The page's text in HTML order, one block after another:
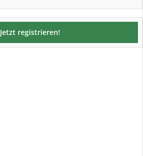
Jetzt registrieren!